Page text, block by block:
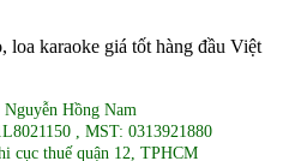
Hồng Nam
, MST: 0313921880
cục thuế quận 12, TPHCM